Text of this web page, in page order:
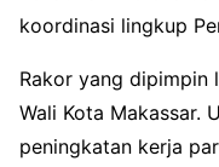
koordinasi lingkup
Rakor yang dipimpin
Wali Kota Makassar.
peningkatan kerja